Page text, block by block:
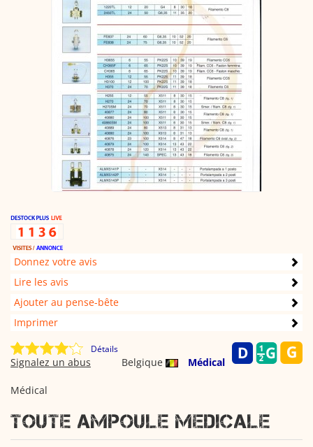
Donnez votre avis
Lire les avis
Ajouter au pense-bête
Imprimer
Détails
Belgique Médical
Signalez un abus
Médical
TOUTE AMPOULE MEDICALE